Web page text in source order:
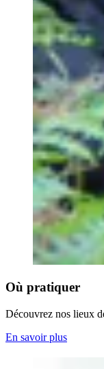
Où pratiquer
Découvrez nos lieux
En savoir plus